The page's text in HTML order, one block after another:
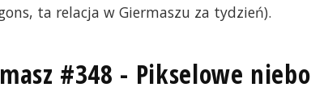
ta relacja w Giermaszu za tydzień).
#348 - Pikselowe niebo